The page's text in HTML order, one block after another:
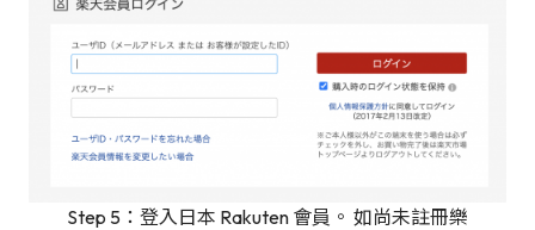
Step 5：登入日本 Rakuten 會員。 如尚未註冊樂